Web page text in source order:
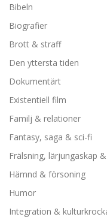
Bibeln
Biografier
Brott & straff
Den yttersta tiden
Dokumentärt
Existentiell film
Familj & relationer
Fantasy, saga & sci-fi
Frälsning, lärjungaskap
Hämnd & försoning
Humor
Integration &